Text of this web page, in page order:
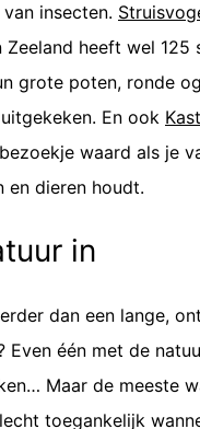
insecten.
Zeeland heeft wel 125
grote poten, ronde
En ook
waard als je
en dieren houdt.
in
dan een lange,
Even één met de
Maar de meeste
toegankelijk